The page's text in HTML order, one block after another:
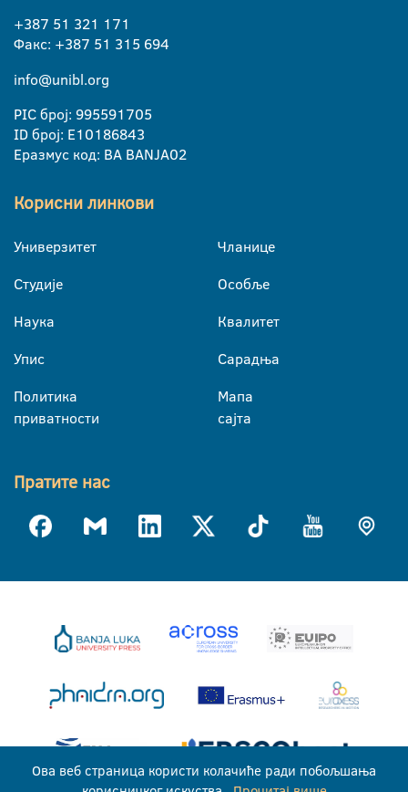
+387 51 321 171
Факс: +387 51 315 694
info@unibl.org
PIC број: 995591705
ID број: E10186843
Еразмус код: BA BANJA02
Корисни линкови
Универзитет
Студије
Наука
Упис
Политика
приватности
Чланице
Особље
Квалитет
Сарадња
Мапа
сајта
Пратите нас
Ова веб страница користи колачиће ради побољшања